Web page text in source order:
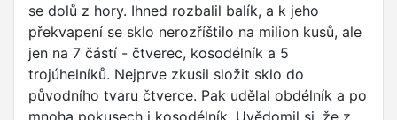
se dolů z hory. Ihned rozbalil balík, a k jeho
překvapení se sklo nerozříštilo na milion kusů, ale
jen na 7 částí - čtverec, kosodélník a 5
trojúhelníků. Nejprve zkusil složit sklo do
původního tvaru čtverce. Pak udělal obdélník a po